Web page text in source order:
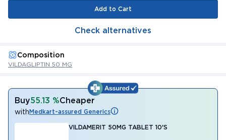
Add to Cart
Check alternatives
Composition
VILDAGLIPTIN 50 MG
Buy55.13 %Cheaper
withMedkart-assured Generics
VILDAMERIT 50MG TABLET 10'S